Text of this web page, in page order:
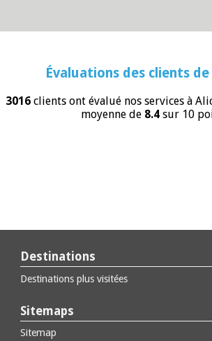
Évaluations des clients de
3016 clients ont évalué nos services à
moyenne de 8.4 sur 10
Destinations
Destinations plus visitées
Sitemaps
Sitemap